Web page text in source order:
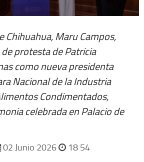
Chihuahua, Maru Campos,
protesta de Patricia
como nueva presidenta
Nacional de la Industria
Condimentados,
celebrada en Palacio de
02 Junio 2026 18 54